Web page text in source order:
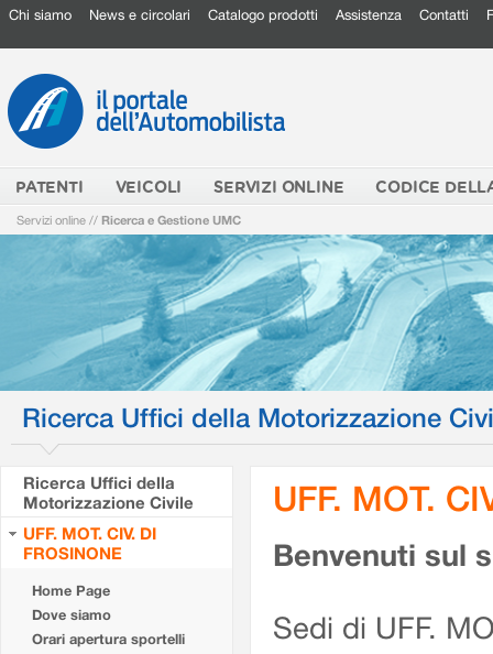
Chi siamo News e circolari Catalogo prodotti Assistenza Contatti
PATENTI VEICOLI SERVIZI ONLINE CODICE
Servizi online // Ricerca e Gestione UMC
Ricerca Uffici della Motorizzazione
Ricerca Uffici della
Motorizzazione Civile
UFF. MOT. CIV. DI
FROSINONE
Home Page
Dove siamo
Orari apertura sportelli
UFF. MOT.
Benvenuti sul
Sedi di UFF.